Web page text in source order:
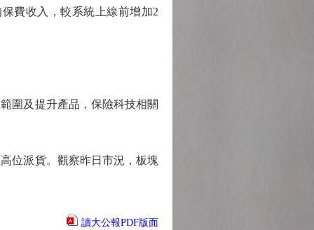
費收入，較系統上線前增加2
及提升產品，保險科技相關
位派貨。觀察昨日市況，板塊
讀大公報PDF版面